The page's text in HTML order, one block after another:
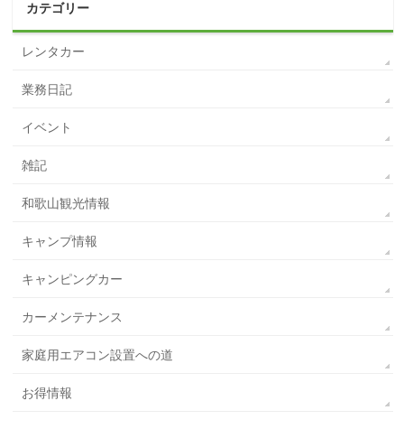
カテゴリー
レンタカー
業務日記
イベント
雑記
和歌山観光情報
キャンプ情報
キャンピングカー
カーメンテナンス
家庭用エアコン設置への道
お得情報